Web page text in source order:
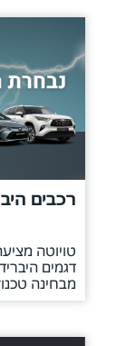
רכבים
טויוטה
דגמים
מבחינה